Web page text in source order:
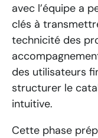
avec l’équipe a
clés à
technicité des
des utilisateurs
structurer le
intuitive.
Cette phase